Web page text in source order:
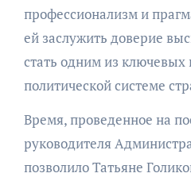
профессионализм и
ей заслужить доверие
стать одним из ключевых
политической системе
Время, проведенное на
руководителя
позволило Татьяне